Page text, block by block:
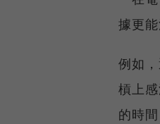
據更
例如
槓上
的時